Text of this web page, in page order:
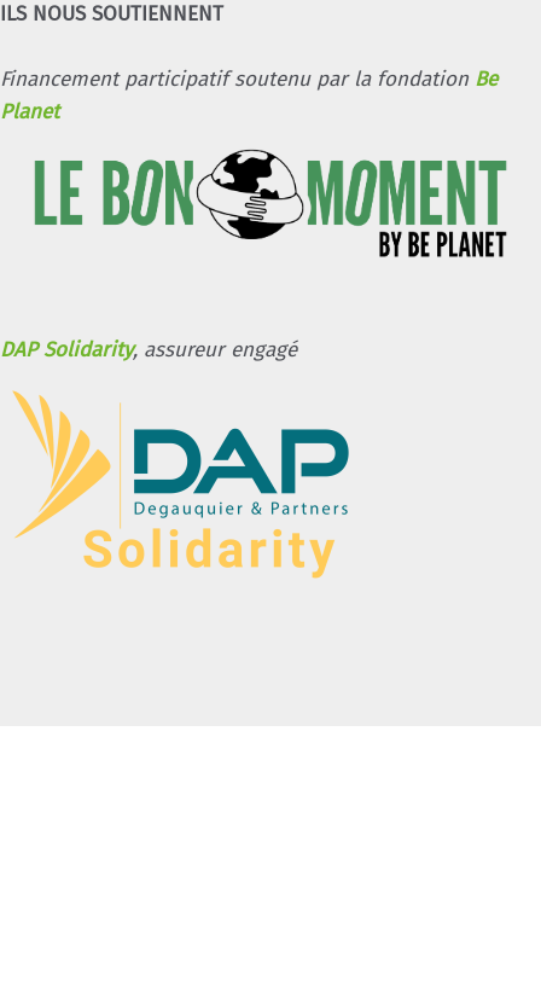
ILS NOUS SOUTIENNENT
Financement participatif soutenu par la fondation Be
Planet
DAP Solidarity, assureur engagé